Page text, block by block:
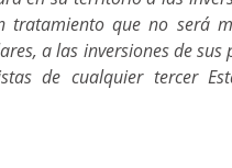
que no será
a las inversiones de
de cualquier tercer